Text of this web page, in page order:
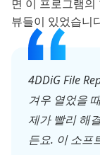
면 이 프로그램
뷰들이 있었습니
4DDiG File
겨우 열었을
제가 빨리 해
든요. 이 소프